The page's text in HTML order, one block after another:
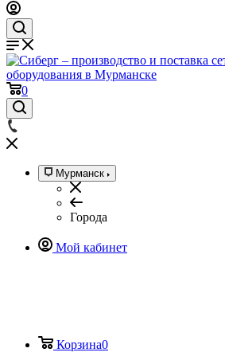
0
Мурманск
Города
Мой кабинет
Корзина0